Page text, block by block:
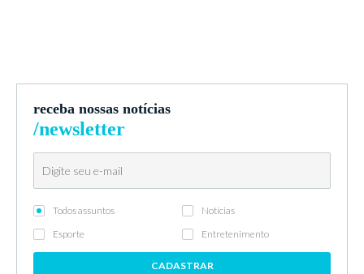
receba nossas notícias
/newsletter
Todos assuntos
Notícias
Esporte
Entretenimento
CADASTRAR